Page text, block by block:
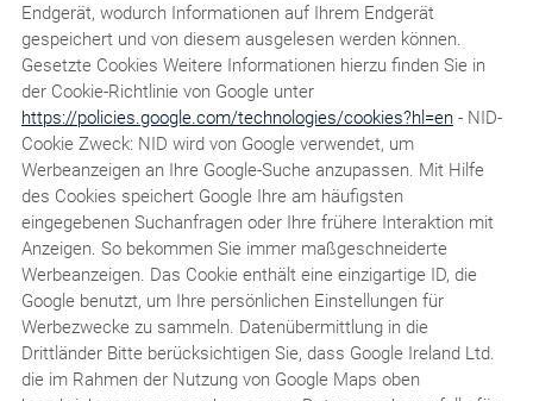
Endgerät, wodurch Informationen auf Ihrem Endgerät
gespeichert und von diesem ausgelesen werden können.
Gesetzte Cookies Weitere Informationen hierzu finden Sie in
der Cookie-Richtlinie von Google unter
https://policies.google.com/technologies/cookies?hl=en- NID-
Cookie Zweck: NID wird von Google verwendet, um
Werbeanzeigen an Ihre Google-Suche anzupassen. Mit Hilfe
des Cookies speichert Google Ihre am häufigsten
eingegebenen Suchanfragen oder Ihre frühere Interaktion mit
Anzeigen. So bekommen Sie immer maßgeschneiderte
Werbeanzeigen. Das Cookie enthält eine einzigartige ID, die
Google benutzt, um Ihre persönlichen Einstellungen für
Werbezwecke zu sammeln. Datenübermittlung in die
Drittländer Bitte berücksichtigen Sie, dass Google Ireland Ltd.
die im Rahmen der Nutzung von Google Maps oben